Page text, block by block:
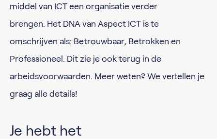
middel van ICT een organisatie verder
brengen. Het DNA van Aspect ICT is te
omschrijven als: Betrouwbaar, Betrokken en
Professioneel. Dit zie je ook terug in de
arbeidsvoorwaarden. Meer weten? We vertellen je
graag alle details!
Je hebt het